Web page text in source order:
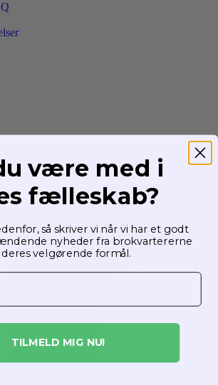
være med i
fælleskab?
så skriver vi når vi har et godt
nyheder fra brokvartererne
deres velgørende formål.
TILMELD MIG NU!